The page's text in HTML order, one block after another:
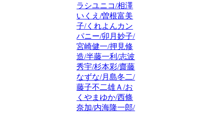
ラシユニコ/相澤
いくえ/曽根富美
子/くれよんカン
パニー/卯月妙子/
宮崎健一/押見修
造/半藤一利/志波
秀宇/杉本彩/齋藤
なずな/月島冬二/
藤子不二雄Ａ/お
くやまゆか/西條
奈加/内海隆一郎/